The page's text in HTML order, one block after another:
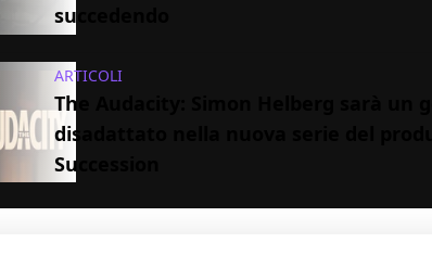
succedendo
ARTICOLI
The Audacity: Simon Helberg sarà un
disadattato nella nuova serie del
Succession